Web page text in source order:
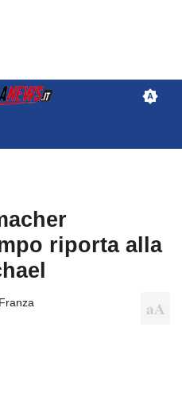
riporta alla